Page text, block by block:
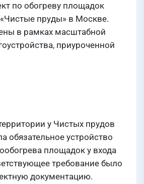
по обогреву площадок
пруды» в Москве.
в рамках масштабной
приуроченной
у Чистых прудов
обязательное устройство
площадок у входа
требование было
документацию.